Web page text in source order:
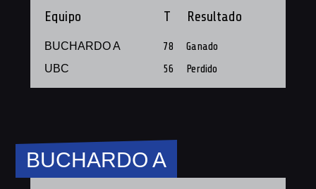
Equipo T Resultado
BUCHARDO A 78 Ganado
UBC 56 Perdido
BUCHARDO A